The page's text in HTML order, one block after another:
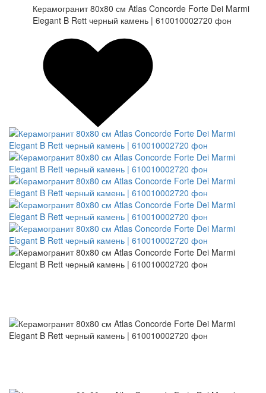
Керамогранит 80x80 см Atlas Concorde Forte Dei Marmi
Elegant B Rett черный камень | 610010002720 фон